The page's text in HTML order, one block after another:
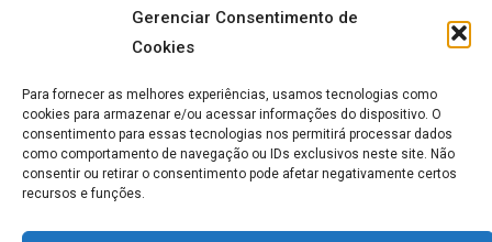
Gerenciar Consentimento de
Cookies
Para fornecer as melhores experiências, usamos tecnologias como
cookies para armazenar e/ou acessar informações do dispositivo. O
consentimento para essas tecnologias nos permitirá processar dados
como comportamento de navegação ou IDs exclusivos neste site. Não
consentir ou retirar o consentimento pode afetar negativamente certos
recursos e funções.
inteiramente justificada, você tem perseguido essa
meta com uma vigilância que nunca pensou em
toda essa determinação sombria era apenas para
isso: VOCÊ QUERIA QUE O ESPECIALISMO FOSSE A
VERDADE.